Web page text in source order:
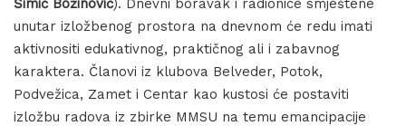
unutar izložbenog prostora na dnevnom će redu imati
aktivnositi edukativnog, praktičnog ali i zabavnog
karaktera. Članovi iz klubova Belveder, Potok,
Podvežica, Zamet i Centar kao kustosi će postaviti
izložbu radova iz zbirke MMSU na temu emancipacije